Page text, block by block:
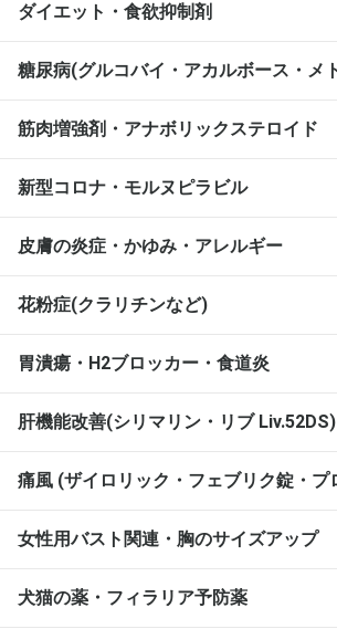
ダイエット・食欲抑制剤
糖尿病(グルコバイ・アカルボース・メ
筋肉増強剤・アナボリックステロイド
新型コロナ・モルヌピラビル
皮膚の炎症・かゆみ・アレルギー
花粉症(クラリチンなど)
胃潰瘍・H2ブロッカー・食道炎
肝機能改善(シリマリン・リブ Liv.52DS)
痛風 (ザイロリック・フェブリク錠・プ
女性用バスト関連・胸のサイズアップ
犬猫の薬・フィラリア予防薬